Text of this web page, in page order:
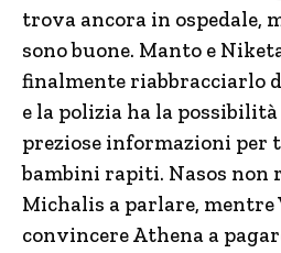
trova ancora in ospedale,
sono buone. Manto e
finalmente riabbracciarlo
e la polizia ha la
preziose informazioni
bambini rapiti. Nasos non
Michalis a parlare, mentre
convincere Athena a